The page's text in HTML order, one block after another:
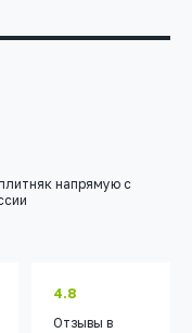
напрямую с
4.8
Отзывы в